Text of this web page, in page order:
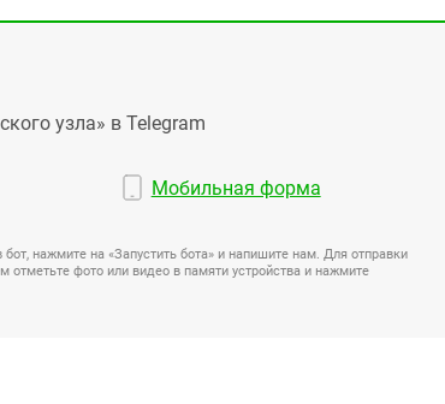
узла» в Telegram
Мобильная форма
нажмите на «Запустить бота» и напишите нам. Для отправки
фото или видео в памяти устройства и нажмите